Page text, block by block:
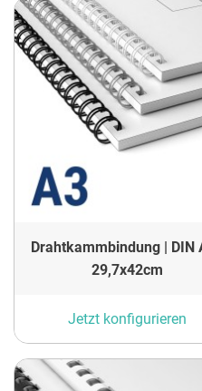
Drahtkammbindung | DIN
29,7x42cm
Jetzt konfigurieren